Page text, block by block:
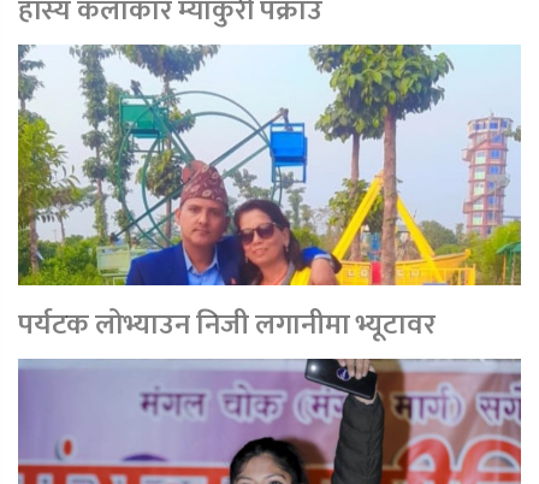
हाँस्य कलाकार म्याकुरी पक्राउ
पर्यटक लोभ्याउन निजी लगानीमा भ्यूटावर